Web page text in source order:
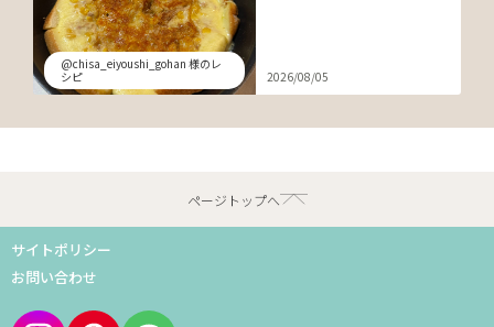
@chisa_eiyoushi_gohan 様のレ
シピ
2026/08/05
ページトップへ
サイトポリシー
お問い合わせ